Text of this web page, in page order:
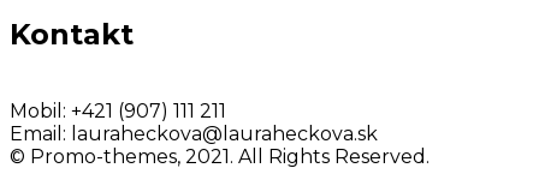
Kontakt
Mobil: +421 (907) 111 211
Email: lauraheckova@lauraheckova.sk
© Promo-themes, 2021. All Rights Reserved.